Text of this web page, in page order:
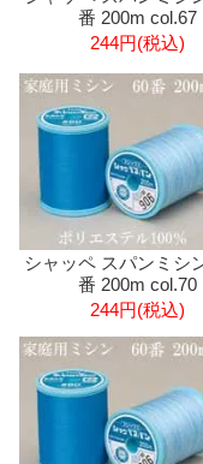
番 200m col.67
244円(税込)
シャッペ スパンミシ
番 200m col.70
244円(税込)